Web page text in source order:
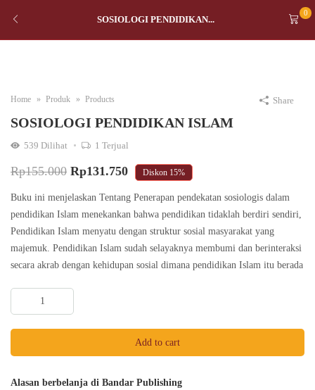
SOSIOLOGI PENDIDIKAN...
0
Home Produk Products
SOSIOLOGI PENDIDIKAN ISLAM
539 Dilihat 1 Terjual
Rp155.000 Original
price
was:
Rp155.000.
Rp131.750Current
price
is:
Rp131.750.
Diskon 15%
Buku ini menjelaskan Tentang Penerapan pendekatan sosiologis dalam
pendidikan Islam menekankan bahwa pendidikan tidaklah berdiri sendiri,
Pendidikan Islam menyatu dengan struktur sosial masyarakat yang
majemuk. Pendidikan Islam sudah selayaknya membumi dan berinteraksi
secara akrab dengan kehidupan sosial dimana pendidikan Islam itu berada
SOSIOLOGI
PENDIDIKAN
ISLAM
Add to cart
Alasan berbelanja di Bandar Publishing
Share